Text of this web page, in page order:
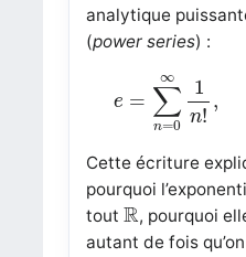
analytique
(power series) :
e =
∞
∑
n=0
1
n!
,
n=
Cette écriture
pourquoi
tout R
R, pourquoi
autant de fois